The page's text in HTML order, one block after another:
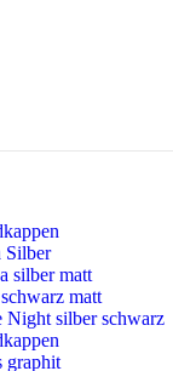
Silber
silber matt
matt
Night silber schwarz
graphit